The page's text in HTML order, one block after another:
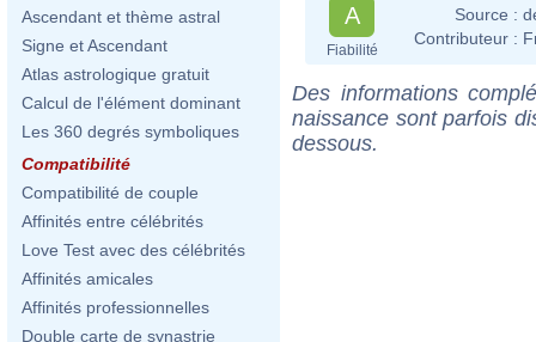
Ascendant et thème astral
Signe et Ascendant
Atlas astrologique gratuit
Calcul de l'élément dominant
Les 360 degrés symboliques
Compatibilité
Compatibilité de couple
Affinités entre célébrités
Love Test avec des célébrités
Affinités amicales
Affinités professionnelles
Double carte de synastrie
A
Fiabilité
Source :
Contributeur :
Des informations
naissance sont parfois
dessous.